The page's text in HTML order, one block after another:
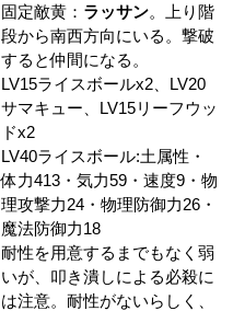
固定敵黄： ラッサン。上り階
段から南西方向にいる。撃破
すると仲間になる。
LV15ライスボールx2、LV20
サマキュー、LV15リーフウッ
ドx2
LV40ライスボール:土属性・
体力413・気力59・速度9・物
理攻撃力24・物理防御力26・
魔法防御力18
耐性を用意するまでもなく弱
いが、叩き潰しによる必殺に
は注意。耐性がないらしく、